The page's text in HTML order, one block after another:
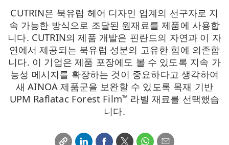
CUTRIN은 북유럽 헤어 디자인 업계의 선구자로 지
속 가능한 방식으로 조달된 원재료를 제품에 사용합
니다. CUTRIN의 제품 개발은 핀란드의 자연과 이 자
연에서 제공되는 북유럽 성분의 고유한 힘에 의존합
니다. 이 기업은 제품 포장에도 볼 수 있도록 지속 가
능성 메시지를 확장하는 것이 중요하다고 생각하여
새 AINOA 제품군을 보완할 수 있도록 목재 기반
UPM Raflatac Forest Film™ 라벨 재료를 선택했습
니다.